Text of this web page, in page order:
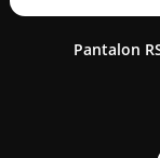
Pantalon